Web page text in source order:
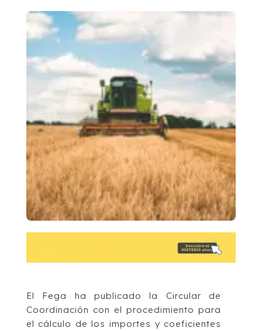
El Fega ha publicado la Circular de
Coordinación con el procedimiento para
el cálculo de los importes y coeficientes